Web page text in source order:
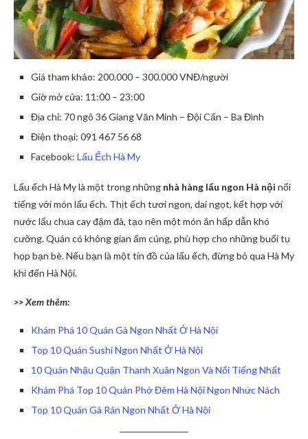
Giá tham khảo: 200.000 – 300.000 VNĐ/người
Giờ mở cửa: 11:00 – 23:00
Địa chỉ: 70 ngõ 36 Giang Văn Minh – Đội Cấn – Ba Đình
Điện thoại: 091 467 56 68
Facebook: Lẩu Ếch Hà My
Lẩu ếch Hà My là một trong những nhà hàng lẩu ngon Hà nội nổi
tiếng với món lẩu ếch. Thịt ếch tươi ngon, dai ngọt, kết hợp với
nước lẩu chua cay đậm đà, tạo nên một món ăn hấp dẫn khó
cưỡng. Quán có không gian ấm cúng, phù hợp cho những buổi tụ
họp bạn bè. Nếu bạn là một tín đồ của lẩu ếch, đừng bỏ qua Hà My
khi đến Hà Nội.
>> Xem thêm:
Khám Phá 10 Quán Gà Ngon Nhất Ở Hà Nội
Top 10 Quán Sushi Ngon Nhất Ở Hà Nội
10 Quán Nhậu Quận Thanh Xuân Ngon Và Nổi Tiếng Nhất
Khám Phá Top 10 Quán Phở Đêm Hà Nội Ngon Nhức Nách
Top 10 Quán Gà Rán Ngon Nhất Ở Hà Nội